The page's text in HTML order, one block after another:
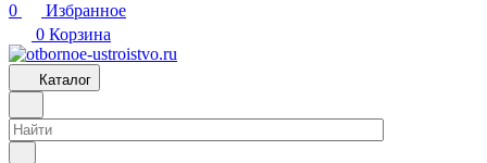
0
Избранное
0 Корзина
Каталог